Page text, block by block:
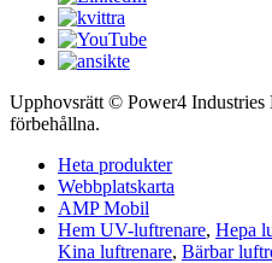
Upphovsrätt © Power4
förbehållna.
Heta produkter
Webbplatskarta
AMP Mobil
Hem UV-luftrenare, Hepa
Kina luftrenare, Bärbar